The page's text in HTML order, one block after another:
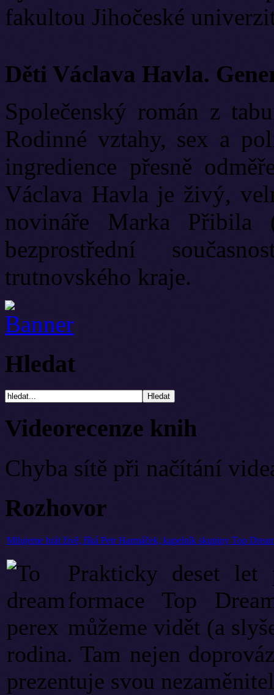
fakultou Jihočeské
Děti Václava Havla.
Společenský román z
Rodinné vztahy, sex a
ingredience přesně
Václava Havla je živý,
novináře Marka Přibila
bezprostřední
trutnovského kraje.
Hledat
Videorecenze knih
Chyba sítě při načítání
Rozhovor
Milujeme hrát živě, říká Petr Harmáček, kapelník skupiny Top
Prakticky deset let
formace Top
můžeme vidět (a
rodina. Tam nejen
prezentuje svou